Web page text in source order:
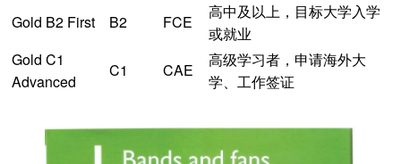
Gold B2 First B2 FCE
高中及以上，目标大学入学
或就业
Gold C1
Advanced
C1 CAE
高级学习者，申请海外大
学、工作签证